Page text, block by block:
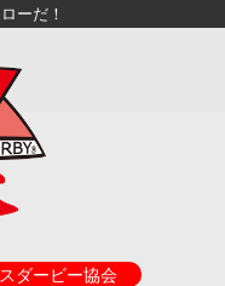
ーだ！
ダービー協会